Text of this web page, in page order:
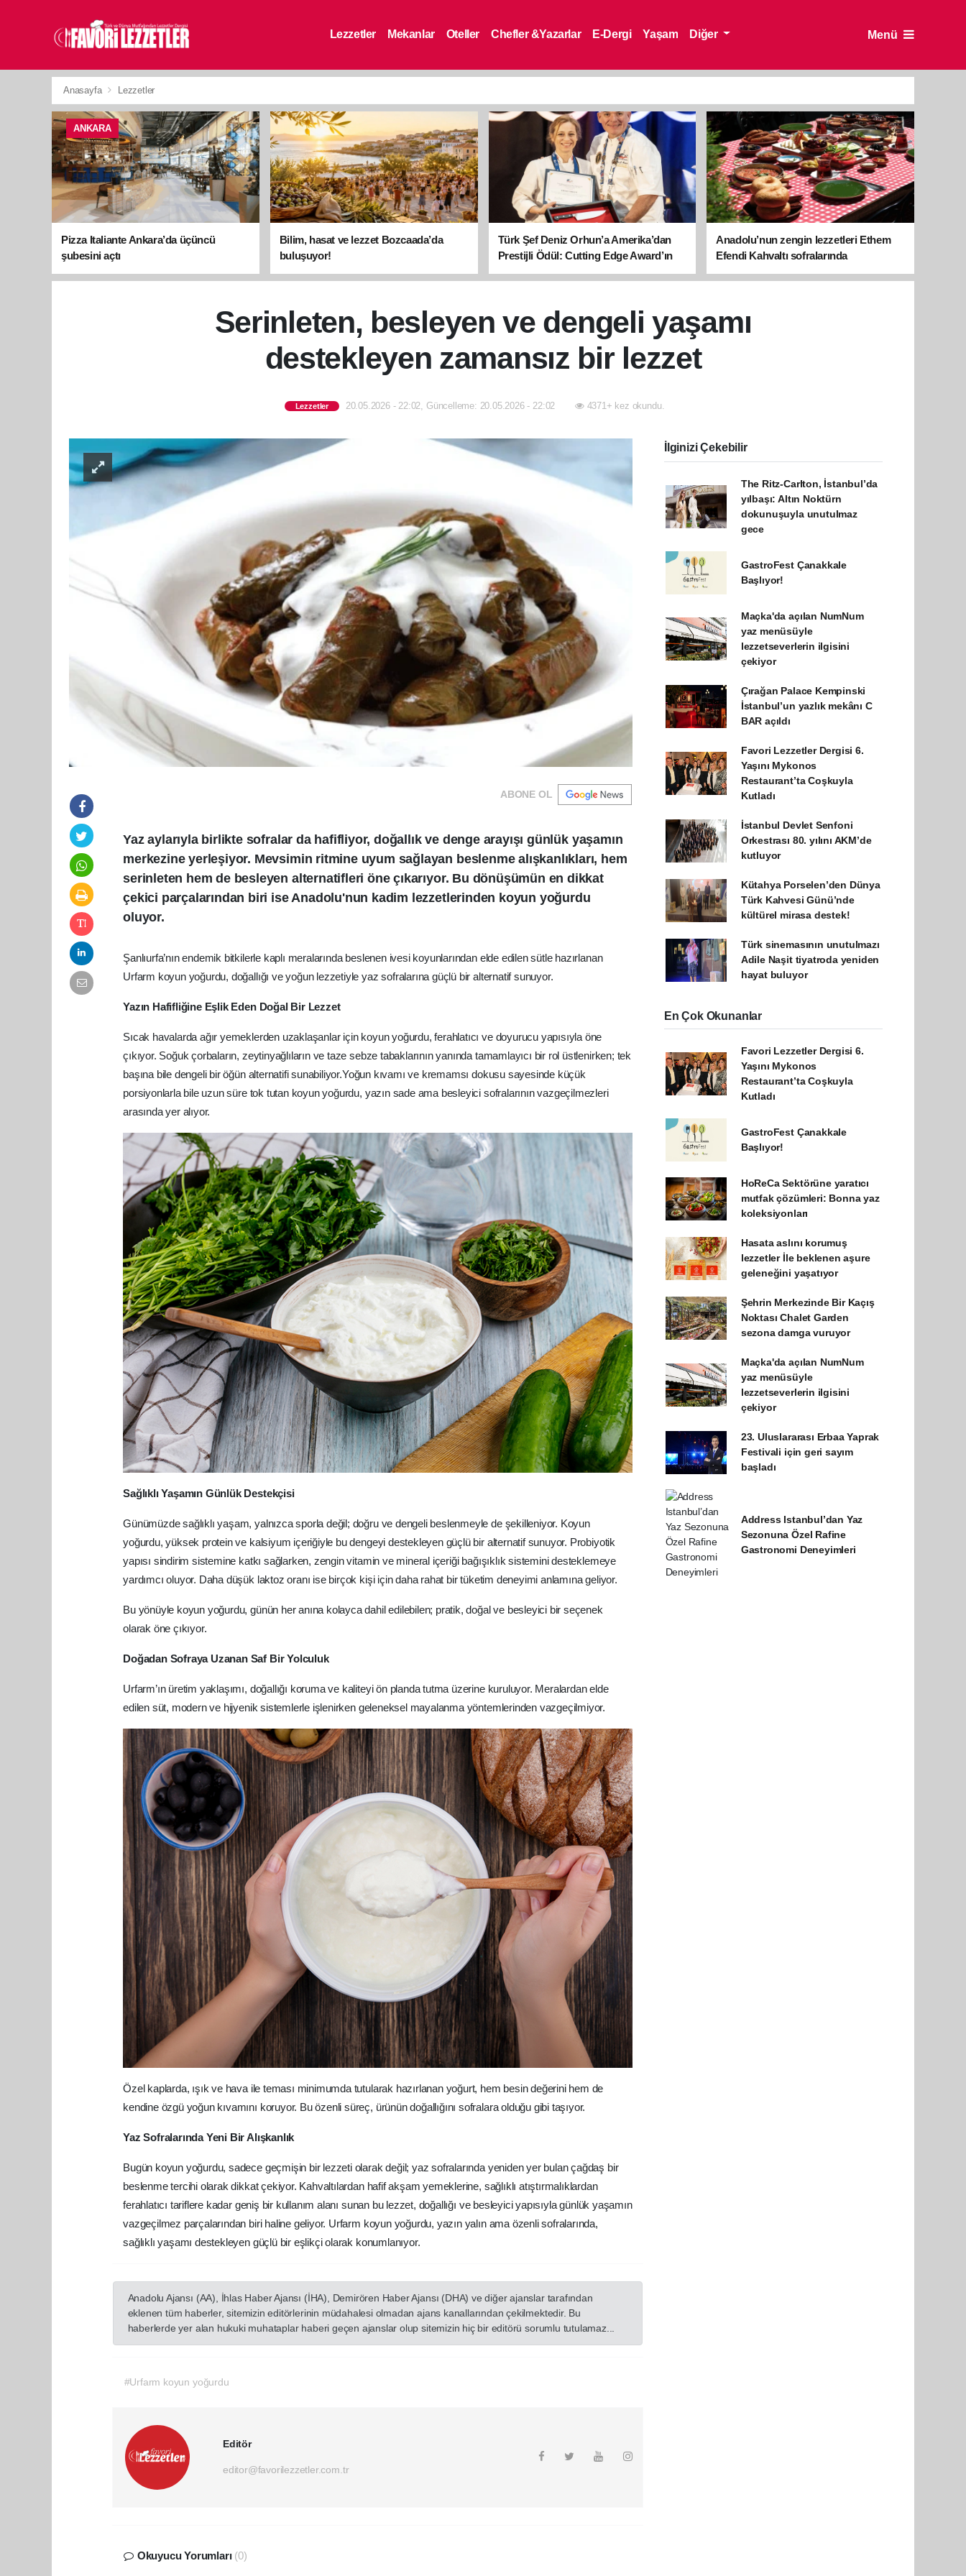
Lezzetler Mekanlar Oteller Chefler &Yazarlar E-Dergi Yaşam Diğer Menü
Anasayfa Lezzetler
ANKARA
Pizza Italiante Ankara’da üçüncü
şubesini açtı
Bilim, hasat ve lezzet Bozcaada’da
buluşuyor!
Türk Şef Deniz Orhun’a Amerika’dan
Prestijli Ödül: Cutting Edge Award’ın
sahibi oldu
Anadolu’nun zengin lezzetleri Ethem
Efendi Kahvaltı sofralarında
Serinleten, besleyen ve dengeli yaşamı
destekleyen zamansız bir lezzet
Lezzetler 20.05.2026 - 22:02, Güncelleme: 20.05.2026 - 22:02 4371+ kez okundu.
ABONE OL
Yaz aylarıyla birlikte sofralar da hafifliyor, doğallık ve denge arayışı günlük yaşamın
merkezine yerleşiyor. Mevsimin ritmine uyum sağlayan beslenme alışkanlıkları, hem
serinleten hem de besleyen alternatifleri öne çıkarıyor. Bu dönüşümün en dikkat
çekici parçalarından biri ise Anadolu'nun kadim lezzetlerinden koyun yoğurdu
oluyor.
Şanlıurfa’nın endemik bitkilerle kaplı meralarında beslenen ivesi koyunlarından elde edilen sütle hazırlanan
Urfarm koyun yoğurdu, doğallığı ve yoğun lezzetiyle yaz sofralarına güçlü bir alternatif sunuyor.
Yazın Hafifliğine Eşlik Eden Doğal Bir Lezzet
Sıcak havalarda ağır yemeklerden uzaklaşanlar için koyun yoğurdu, ferahlatıcı ve doyurucu yapısıyla öne
çıkıyor. Soğuk çorbaların, zeytinyağlıların ve taze sebze tabaklarının yanında tamamlayıcı bir rol üstlenirken; tek
başına bile dengeli bir öğün alternatifi sunabiliyor.Yoğun kıvamı ve kremamsı dokusu sayesinde küçük
porsiyonlarla bile uzun süre tok tutan koyun yoğurdu, yazın sade ama besleyici sofralarının vazgeçilmezleri
arasında yer alıyor.
Sağlıklı Yaşamın Günlük Destekçisi
Günümüzde sağlıklı yaşam, yalnızca sporla değil; doğru ve dengeli beslenmeyle de şekilleniyor. Koyun
yoğurdu, yüksek protein ve kalsiyum içeriğiyle bu dengeyi destekleyen güçlü bir alternatif sunuyor. Probiyotik
yapısı sindirim sistemine katkı sağlarken, zengin vitamin ve mineral içeriği bağışıklık sistemini desteklemeye
yardımcı oluyor. Daha düşük laktoz oranı ise birçok kişi için daha rahat bir tüketim deneyimi anlamına geliyor.
Bu yönüyle koyun yoğurdu, günün her anına kolayca dahil edilebilen; pratik, doğal ve besleyici bir seçenek
olarak öne çıkıyor.
Doğadan Sofraya Uzanan Saf Bir Yolculuk
Urfarm’ın üretim yaklaşımı, doğallığı koruma ve kaliteyi ön planda tutma üzerine kuruluyor. Meralardan elde
edilen süt, modern ve hijyenik sistemlerle işlenirken geleneksel mayalanma yöntemlerinden vazgeçilmiyor.
Özel kaplarda, ışık ve hava ile teması minimumda tutularak hazırlanan yoğurt, hem besin değerini hem de
kendine özgü yoğun kıvamını koruyor. Bu özenli süreç, ürünün doğallığını sofralara olduğu gibi taşıyor.
Yaz Sofralarında Yeni Bir Alışkanlık
Bugün koyun yoğurdu, sadece geçmişin bir lezzeti olarak değil; yaz sofralarında yeniden yer bulan çağdaş bir
beslenme tercihi olarak dikkat çekiyor. Kahvaltılardan hafif akşam yemeklerine, sağlıklı atıştırmalıklardan
ferahlatıcı tariflere kadar geniş bir kullanım alanı sunan bu lezzet, doğallığı ve besleyici yapısıyla günlük yaşamın
vazgeçilmez parçalarından biri haline geliyor. Urfarm koyun yoğurdu, yazın yalın ama özenli sofralarında,
sağlıklı yaşamı destekleyen güçlü bir eşlikçi olarak konumlanıyor.
Anadolu Ajansı (AA), İhlas Haber Ajansı (İHA), Demirören Haber Ajansı (DHA) ve diğer ajanslar tarafından
eklenen tüm haberler, sitemizin editörlerinin müdahalesi olmadan ajans kanallarından çekilmektedir. Bu
haberlerde yer alan hukuki muhataplar haberi geçen ajanslar olup sitemizin hiç bir editörü sorumlu tutulamaz...
#Urfarm koyun yoğurdu
Editör
editor@favorilezzetler.com.tr
Okuyucu Yorumları (0)
İlginizi Çekebilir
The Ritz-Carlton, İstanbul’da
yılbaşı: Altın Noktürn
dokunuşuyla unutulmaz
gece
GastroFest Çanakkale
Başlıyor!
Maçka'da açılan NumNum
yaz menüsüyle
lezzetseverlerin ilgisini
çekiyor
Çırağan Palace Kempinski
İstanbul’un yazlık mekânı C
BAR açıldı
Favori Lezzetler Dergisi 6.
Yaşını Mykonos
Restaurant’ta Coşkuyla
Kutladı
İstanbul Devlet Senfoni
Orkestrası 80. yılını AKM’de
kutluyor
Kütahya Porselen’den Dünya
Türk Kahvesi Günü’nde
kültürel mirasa destek!
Türk sinemasının unutulmazı
Adile Naşit tiyatroda yeniden
hayat buluyor
En Çok Okunanlar
Favori Lezzetler Dergisi 6.
Yaşını Mykonos
Restaurant’ta Coşkuyla
Kutladı
GastroFest Çanakkale
Başlıyor!
HoReCa Sektörüne yaratıcı
mutfak çözümleri: Bonna yaz
koleksiyonları
Hasata aslını korumuş
lezzetler İle beklenen aşure
geleneğini yaşatıyor
Şehrin Merkezinde Bir Kaçış
Noktası Chalet Garden
sezona damga vuruyor
Maçka'da açılan NumNum
yaz menüsüyle
lezzetseverlerin ilgisini
çekiyor
23. Uluslararası Erbaa Yaprak
Festivali için geri sayım
başladı
Address Istanbul’dan Yaz
Sezonuna Özel Rafine
Gastronomi Deneyimleri